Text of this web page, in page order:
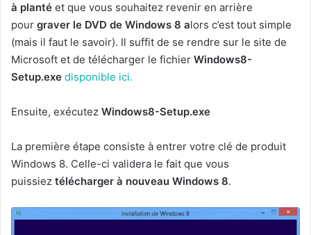
à planté et que vous souhaitez revenir en arrière
pour graver le DVD de Windows 8 alors c’est tout simple
(mais il faut le savoir). Il suffit de se rendre sur le site de
Microsoft et de télécharger le fichier Windows8-
Setup.exe disponible ici.
Ensuite, exécutez Windows8-Setup.exe
La première étape consiste à entrer votre clé de produit
Windows 8. Celle-ci validera le fait que vous
puissiez télécharger à nouveau Windows 8.